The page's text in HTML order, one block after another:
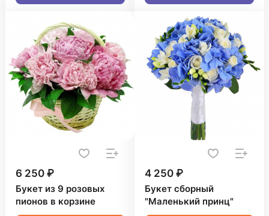
6 250 ₽
Букет из 9 розовых
пионов в корзине
4 250 ₽
Букет сборный
"Маленький принц"